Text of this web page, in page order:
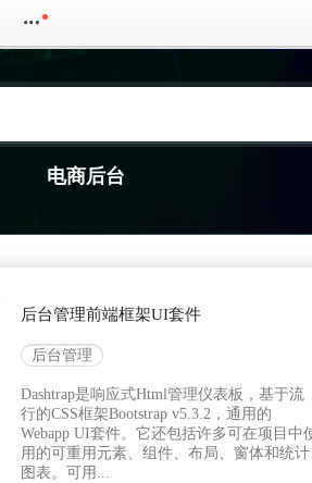
电商后台
后台管理前端框架UI套件
后台管理
Dashtrap是响应式Html管理仪表板，基于流
行的CSS框架Bootstrap v5.3.2，通用的
Webapp UI套件。它还包括许多可在项目中
用的可重用元素、组件、布局、窗体和统计
图表。可用...